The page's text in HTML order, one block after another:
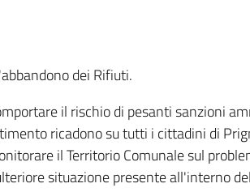
dei Rifiuti.
il rischio di pesanti sanzioni
ricadono su tutti i cittadini di
il Territorio Comunale sul
situazione presente all'interno